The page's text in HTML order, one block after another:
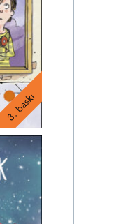
3. baskı